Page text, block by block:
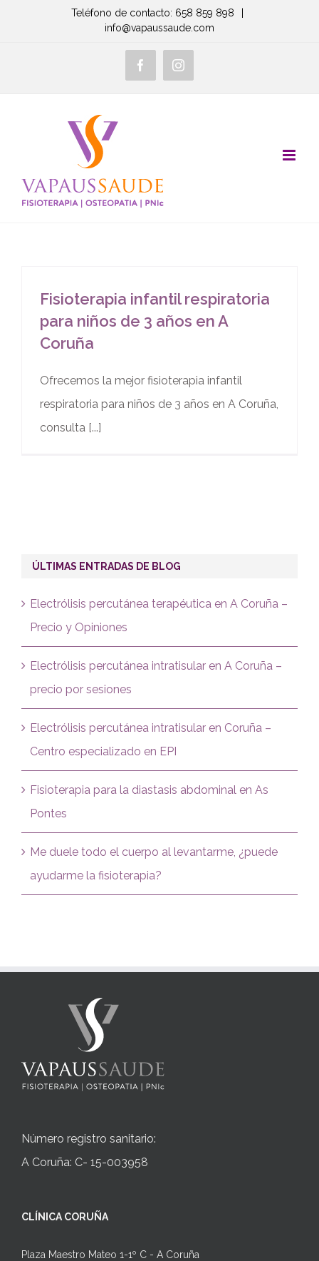
Teléfono de contacto: 658 859 898
info@vapaussaude.com
FacebookInstagram
Fisioterapia infantil respiratoria
para niños de 3 años en A
Coruña
Ofrecemos la mejor fisioterapia infantil
respiratoria para niños de 3 años en A Coruña,
consulta [...]
ÚLTIMAS ENTRADAS DE BLOG
Electrólisis percutánea terapéutica en A Coruña –
Precio y Opiniones
Electrólisis percutánea intratisular en A Coruña –
precio por sesiones
Electrólisis percutánea intratisular en Coruña –
Centro especializado en EPI
Fisioterapia para la diastasis abdominal en As
Pontes
Me duele todo el cuerpo al levantarme, ¿puede
ayudarme la fisioterapia?
Número registro sanitario:
A Coruña: C- 15-003958
CLÍNICA CORUÑA
Plaza Maestro Mateo 1-1º C - A Coruña